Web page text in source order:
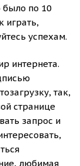
было по 10
играть,
успехам.
интернета.
так,
странице
запрос и
любимая